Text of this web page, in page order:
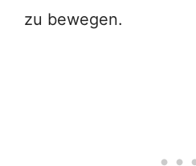
zu bewegen.